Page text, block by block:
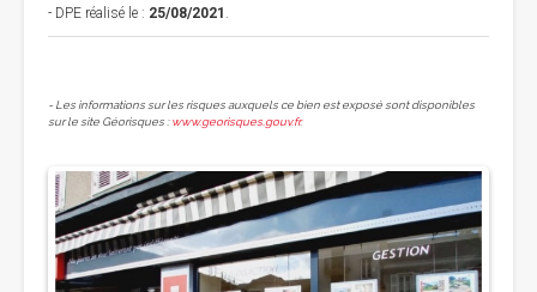
- DPE réalisé le : 25/08/2021 .
- Les informations sur les risques auxquels ce bien est exposé sont disponibles
sur le site Géorisques :www.georisques.gouv.fr.